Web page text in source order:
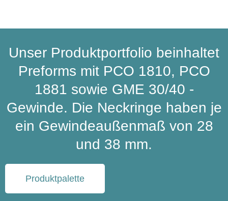
Unser Produktportfolio beinhaltet
Preforms mit PCO 1810, PCO
1881 sowie GME 30/40 -
Gewinde. Die Neckringe haben je
ein Gewindeaußenmaß von 28
und 38 mm.
Produktpalette